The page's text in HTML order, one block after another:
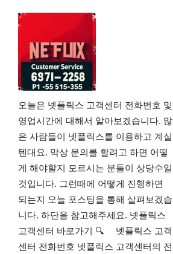
오늘은 넷플릭스 고객센터 전화번호 및
영업시간에 대해서 알아보겠습니다. 많
은 사람들이 넷플릭스를 이용하고 계실
텐대요. 막상 문의를 할려고 하면 어떻
게 해야할지 모르시는 분들이 상당수일
것입니다. 그런때에 어떻게 진행하면
되는지 오늘 포스팅을 통해 살펴보겠습
니다. 하단을 참고해주세요. 넷플릭스
고객센터 바로가기 🔍 넷플릭스 고객
센터 전화번호 넷플릭스 고객센터의 전